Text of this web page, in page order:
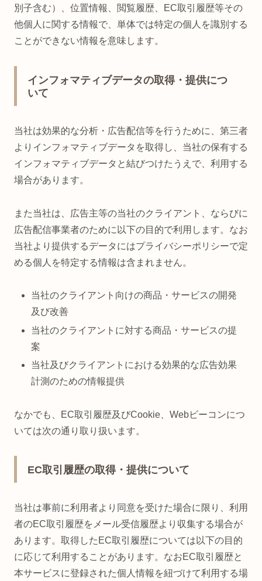
別子含む）、位置情報、閲覧履歴、EC取引履歴等その
他個人に関する情報で、単体では特定の個人を識別する
ことができない情報を意味します。
インフォマティブデータの取得・提供につ
いて
当社は効果的な分析・広告配信等を行うために、第三者
よりインフォマティブデータを取得し、当社の保有する
インフォマティブデータと結びつけたうえで、利用する
場合があります。
また当社は、広告主等の当社のクライアント、ならびに
広告配信事業者のために以下の目的で利用します。なお
当社より提供するデータにはプライバシーポリシーで定
める個人を特定する情報は含まれません。
当社のクライアント向けの商品・サービスの開発
及び改善
当社のクライアントに対する商品・サービスの提
案
当社及びクライアントにおける効果的な広告効果
計測のための情報提供
なかでも、EC取引履歴及びCookie、Webビーコンにつ
いては次の通り取り扱います。
EC取引履歴の取得・提供について
当社は事前に利用者より同意を受けた場合に限り、利用
者のEC取引履歴をメール受信履歴より収集する場合が
あります。取得したEC取引履歴については以下の目的
に応じて利用することがあります。なおEC取引履歴と
本サービスに登録された個人情報を紐づけて利用する場